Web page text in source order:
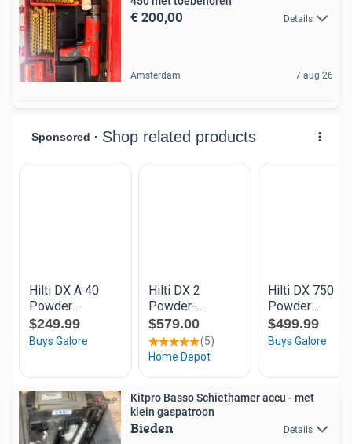
€ 200,00 Details
Amsterdam 7 aug 26
Kitpro Basso Schiethamer accu - met
klein gaspatroon
Bieden Details